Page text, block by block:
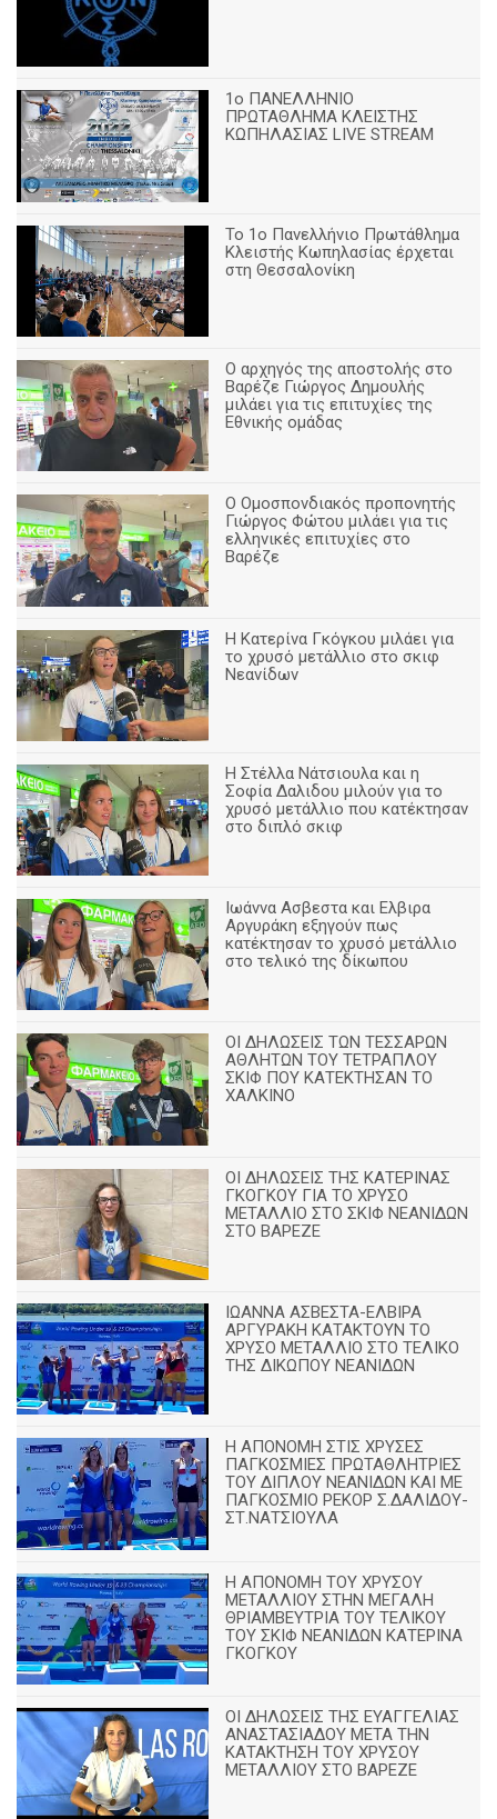
1ο ΠΑΝΕΛΛΗΝΙΟ
ΠΡΩΤΑΘΛΗΜΑ ΚΛΕΙΣΤΗΣ
ΚΩΠΗΛΑΣΙΑΣ LIVE STREAM
Το 1ο Πανελλήνιο Πρωτάθλημα
Κλειστής Κωπηλασίας έρχεται
στη Θεσσαλονίκη
Ο αρχηγός της αποστολής στο
Βαρέζε Γιώργος Δημουλής
μιλάει για τις επιτυχίες της
Εθνικής ομάδας
Ο Ομοσπονδιακός προπονητής
Γιώργος Φώτου μιλάει για τις
ελληνικές επιτυχίες στο
Βαρέζε
Η Κατερίνα Γκόγκου μιλάει για
το χρυσό μετάλλιο στο σκιφ
Νεανίδων
Η Στέλλα Νάτσιουλα και η
Σοφία Δαλιδου μιλούν για το
χρυσό μετάλλιο που κατέκτησαν
στο διπλό σκιφ
Ιωάννα Ασβεστα και Ελβιρα
Αργυράκη εξηγούν πως
κατέκτησαν το χρυσό μετάλλιο
στο τελικό της δίκωπου
ΟΙ ΔΗΛΩΣΕΙΣ ΤΩΝ ΤΕΣΣΑΡΩΝ
ΑΘΛΗΤΩΝ ΤΟΥ ΤΕΤΡΑΠΛΟΥ
ΣΚΙΦ ΠΟΥ ΚΑΤΕΚΤΗΣΑΝ ΤΟ
ΧΑΛΚΙΝΟ
ΟΙ ΔΗΛΩΣΕΙΣ ΤΗΣ ΚΑΤΕΡΙΝΑΣ
ΓΚΟΓΚΟΥ ΓΙΑ ΤΟ ΧΡΥΣΟ
ΜΕΤΑΛΛΙΟ ΣΤΟ ΣΚΙΦ ΝΕΑΝΙΔΩΝ
ΣΤΟ ΒΑΡΕΖΕ
ΙΩΑΝΝΑ ΑΣΒΕΣΤΑ-ΕΛΒΙΡΑ
ΑΡΓΥΡΑΚΗ ΚΑΤΑΚΤΟΥΝ ΤΟ
ΧΡΥΣΟ ΜΕΤΑΛΛΙΟ ΣΤΟ ΤΕΛΙΚΟ
ΤΗΣ ΔΙΚΩΠΟΥ ΝΕΑΝΙΔΩΝ
Η ΑΠΟΝΟΜΗ ΣΤΙΣ ΧΡΥΣΕΣ
ΠΑΓΚΟΣΜΙΕΣ ΠΡΩΤΑΘΛΗΤΡΙΕΣ
ΤΟΥ ΔΙΠΛΟΥ ΝΕΑΝΙΔΩΝ ΚΑΙ ΜΕ
ΠΑΓΚΟΣΜΙΟ ΡΕΚΟΡ Σ.ΔΑΛΙΔΟΥ-
ΣΤ.ΝΑΤΣΙΟΥΛΑ
Η ΑΠΟΝΟΜΗ ΤΟΥ ΧΡΥΣΟΥ
ΜΕΤΑΛΛΙΟΥ ΣΤΗΝ ΜΕΓΑΛΗ
ΘΡΙΑΜΒΕΥΤΡΙΑ ΤΟΥ ΤΕΛΙΚΟΥ
ΤΟΥ ΣΚΙΦ ΝΕΑΝΙΔΩΝ ΚΑΤΕΡΙΝΑ
ΓΚΟΓΚΟΥ
ΟΙ ΔΗΛΩΣΕΙΣ ΤΗΣ ΕΥΑΓΓΕΛΙΑΣ
ΑΝΑΣΤΑΣΙΑΔΟΥ ΜΕΤΑ ΤΗΝ
ΚΑΤΑΚΤΗΣΗ ΤΟΥ ΧΡΥΣΟΥ
ΜΕΤΑΛΛΙΟΥ ΣΤΟ ΒΑΡΕΖΕ